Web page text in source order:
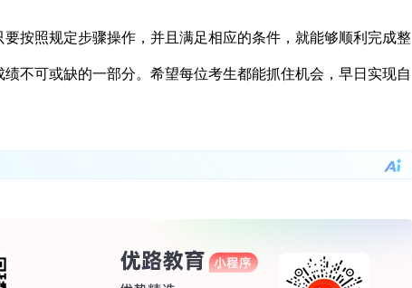
按照规定步骤操作，并且满足相应的条件，就能够顺利完成整
不可或缺的一部分。希望每位考生都能抓住机会，早日实现自